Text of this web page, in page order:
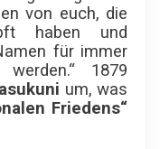
von euch, die
haben und
für immer
1879
um, was
Friedens“